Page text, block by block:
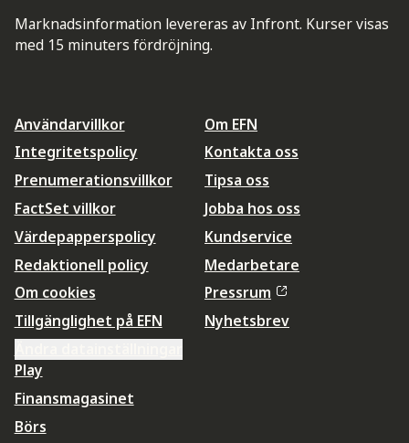
Marknadsinformation levereras av Infront. Kurser visas
med 15 minuters fördröjning.
Användarvillkor
Integritetspolicy
Prenumerationsvillkor
FactSet villkor
Värdepapperspolicy
Redaktionell policy
Om cookies
Tillgänglighet på EFN
Om EFN
Kontakta oss
Tipsa oss
Jobba hos oss
Kundservice
Medarbetare
Pressrum
Nyhetsbrev
Play
Finansmagasinet
Börs